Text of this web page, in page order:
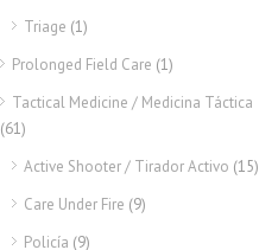
Triage (1)
Prolonged Field Care (1)
Tactical Medicine / Medicina Táctica
(61)
Active Shooter / Tirador Activo (15)
Care Under Fire (9)
Policía (9)